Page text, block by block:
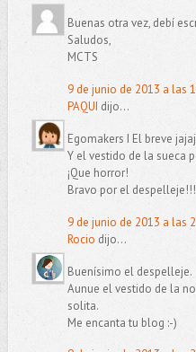
Buenas otra vez, debí
Saludos,
MCTS
9 de junio de 2013 a las
PAQUI dijo...
Egomakers I El breve
Y el vestido de la sueca
¡Que horror!
Bravo por el despelleje!!!
9 de junio de 2013 a las
Rocio dijo...
Buenísimo el despelleje.
Aunue el vestido de la
solita.
Me encanta tu blog :-)